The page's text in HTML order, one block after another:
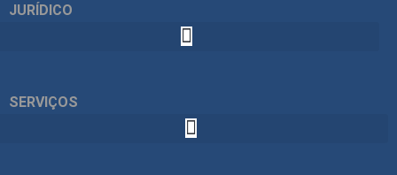
JURÍDICO
SERVIÇOS